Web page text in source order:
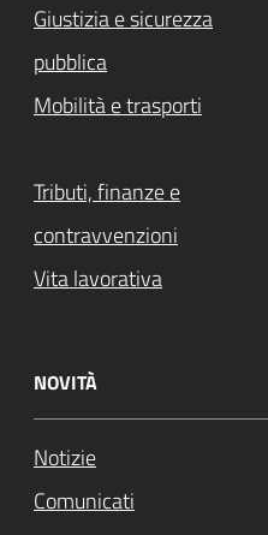
Giustizia e sicurezza
pubblica
Mobilità e trasporti
Tributi, finanze e
contravvenzioni
Vita lavorativa
NOVITÀ
Notizie
Comunicati